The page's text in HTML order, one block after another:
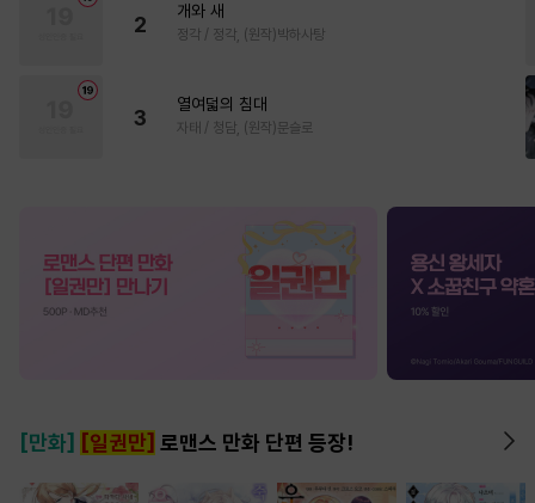
2
개와 새
정각 / 정각, (원작)박하사탕
3
열여덟의 침대
자태 / 청담, (원작)문슬로
[만화] [일권만] 로맨스 만화 단편 등장!